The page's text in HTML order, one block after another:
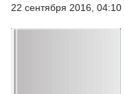
22 сентября 2016, 04:10